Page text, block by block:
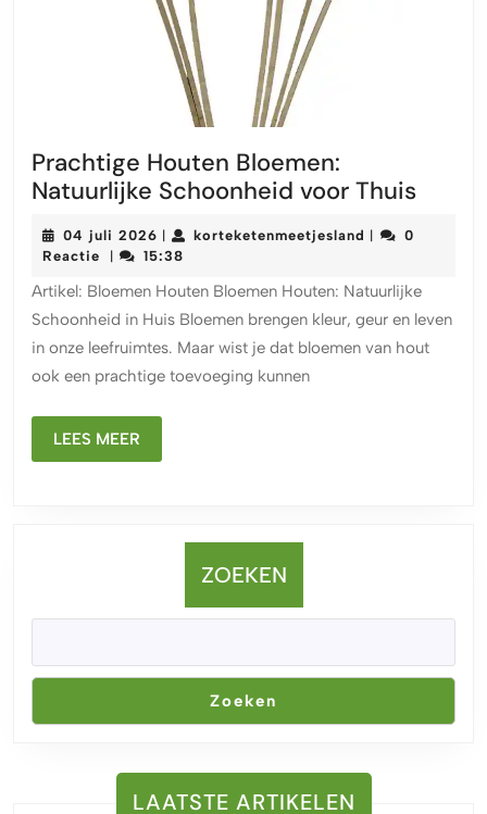
Prachtige Houten Bloemen:
Natuurlijke Schoonheid voor Thuis
voor
Thuis
04 juli 2026 04
juli
korteketenmeetjesland
0
Reactie
15:38
Artikel: Bloemen Houten Bloemen Houten: Natuurlijke
Schoonheid in Huis Bloemen brengen kleur, geur en leven
in onze leefruimtes. Maar wist je dat bloemen van hout
ook een prachtige toevoeging kunnen
LEES MEER
MEER
ZOEKEN
Zoeken
LAATSTE ARTIKELEN